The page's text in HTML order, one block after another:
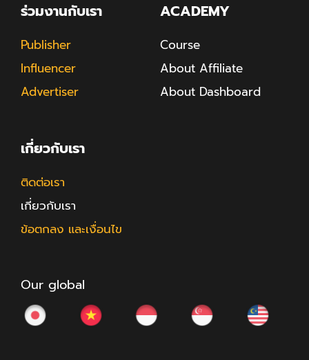
ร่วมงานกับเรา
Publisher
Influencer
Advertiser
ACADEMY
Course
About Affiliate
About Dashboard
เกี่ยวกับเรา
ติดต่อเรา
เกี่ยวกับเรา
ข้อตกลง และเงื่อนไข
Our global